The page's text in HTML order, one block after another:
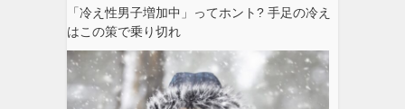
「冷え性男子増加中」ってホント? 手足の冷え
はこの策で乗り切れ